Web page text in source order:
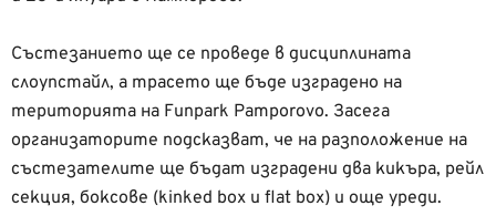
Състезанието ще се проведе в дисциплината
слоупстайл, а трасето ще бъде изградено на
територията на Funpark Pamporovo. Засега
организаторите подсказват, че на разположение на
състезателите ще бъдат изградени два кикъра, рейл
секция, боксове (kinked box и flat box) и още уреди.